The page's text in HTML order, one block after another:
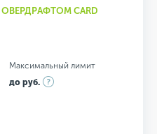
CARD
Максимальный лимит
до руб.